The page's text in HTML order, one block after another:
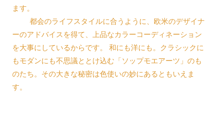
ます。
都会のライフスタイルに合うように、欧米のデザイナ
ーのアドバイスを得て、上品なカラーコーディネーション
を大事にしているからです。 和にも洋にも。クラシックに
もモダンにも不思議ととけ込む「ソップモエアーツ」のも
のたち。その大きな秘密は色使いの妙にあるともいえま
す。